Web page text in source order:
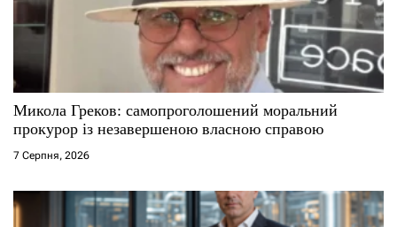
Микола Греков: самопроголошений моральний
прокурор із незавершеною власною справою
7 Серпня, 2026